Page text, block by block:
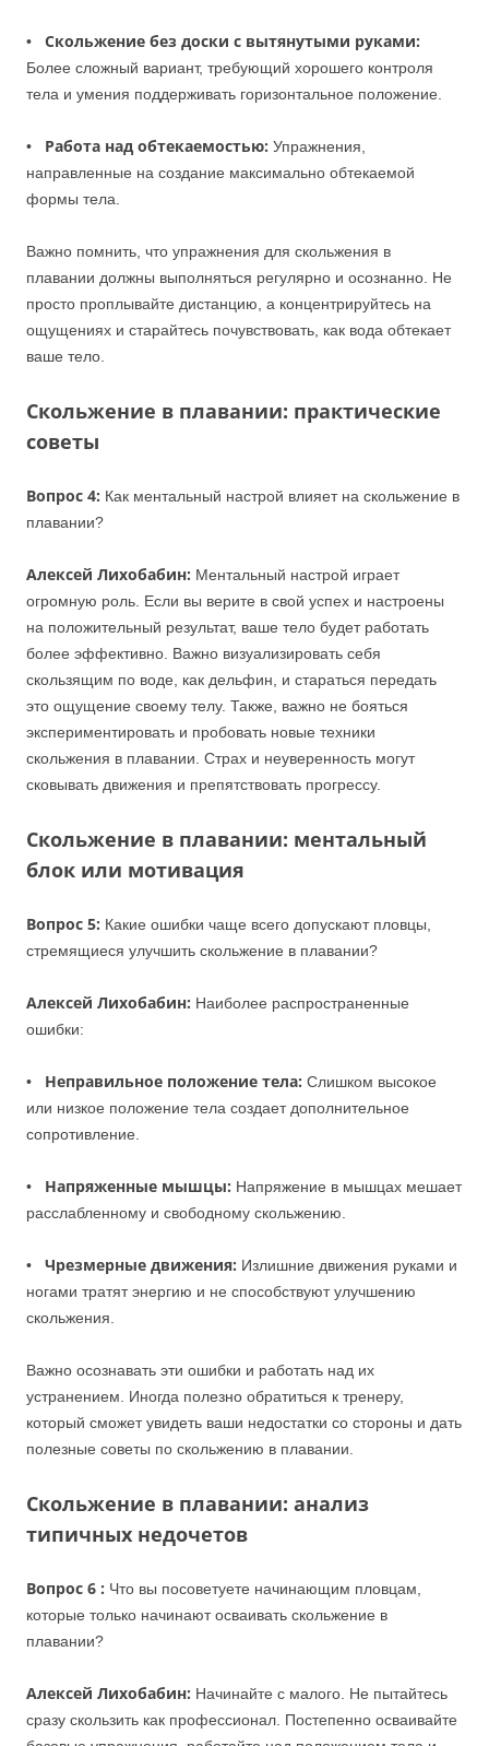
• Скольжение без доски с вытянутыми руками:
Более сложный вариант, требующий хорошего контроля
тела и умения поддерживать горизонтальное положение.
• Работа над обтекаемостью: Упражнения,
направленные на создание максимально обтекаемой
формы тела.
Важно помнить, что упражнения для скольжения в
плавании должны выполняться регулярно и осознанно. Не
просто проплывайте дистанцию, а концентрируйтесь на
ощущениях и старайтесь почувствовать, как вода обтекает
ваше тело.
Скольжение в плавании: практические
советы
Вопрос 4: Как ментальный настрой влияет на скольжение в
плавании?
Алексей Лихобабин: Ментальный настрой играет
огромную роль. Если вы верите в свой успех и настроены
на положительный результат, ваше тело будет работать
более эффективно. Важно визуализировать себя
скользящим по воде, как дельфин, и стараться передать
это ощущение своему телу. Также, важно не бояться
экспериментировать и пробовать новые техники
скольжения в плавании. Страх и неуверенность могут
сковывать движения и препятствовать прогрессу.
Скольжение в плавании: ментальный
блок или мотивация
Вопрос 5: Какие ошибки чаще всего допускают пловцы,
стремящиеся улучшить скольжение в плавании?
Алексей Лихобабин: Наиболее распространенные
ошибки:
• Неправильное положение тела: Слишком высокое
или низкое положение тела создает дополнительное
сопротивление.
• Напряженные мышцы: Напряжение в мышцах мешает
расслабленному и свободному скольжению.
• Чрезмерные движения: Излишние движения руками и
ногами тратят энергию и не способствуют улучшению
скольжения.
Важно осознавать эти ошибки и работать над их
устранением. Иногда полезно обратиться к тренеру,
который сможет увидеть ваши недостатки со стороны и дать
полезные советы по скольжению в плавании.
Скольжение в плавании: анализ
типичных недочетов
Вопрос 6 : Что вы посоветуете начинающим пловцам,
которые только начинают осваивать скольжение в
плавании?
Алексей Лихобабин: Начинайте с малого. Не пытайтесь
сразу скользить как профессионал. Постепенно осваивайте